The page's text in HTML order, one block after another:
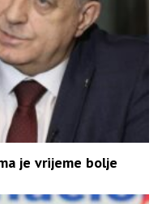
je vrijeme bolje